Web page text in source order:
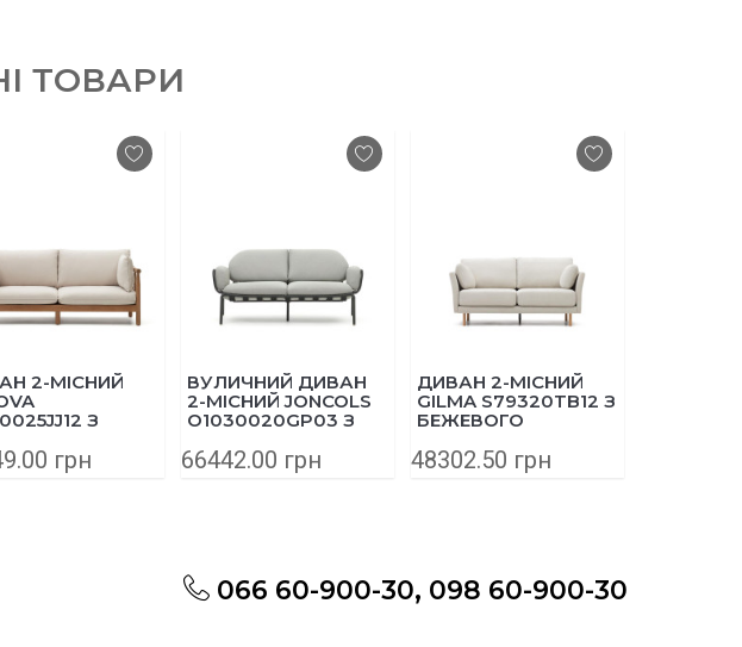
ТОВАРИ
МІСНИЙ
З
грн
ВУЛИЧНИЙ ДИВАН
2-МІСНИЙ JONCOLS
O1030020GP03 З
СІРИЙ
66442.00 грн
ДИВАН 2-МІСНИЙ
GILMA S79320TB12 З
БЕЖЕВОГО
НІЖКАМИ З
НАТУРАЛЬНОГО
48302.50 грн
066 60-900-30, 098 60-900-30